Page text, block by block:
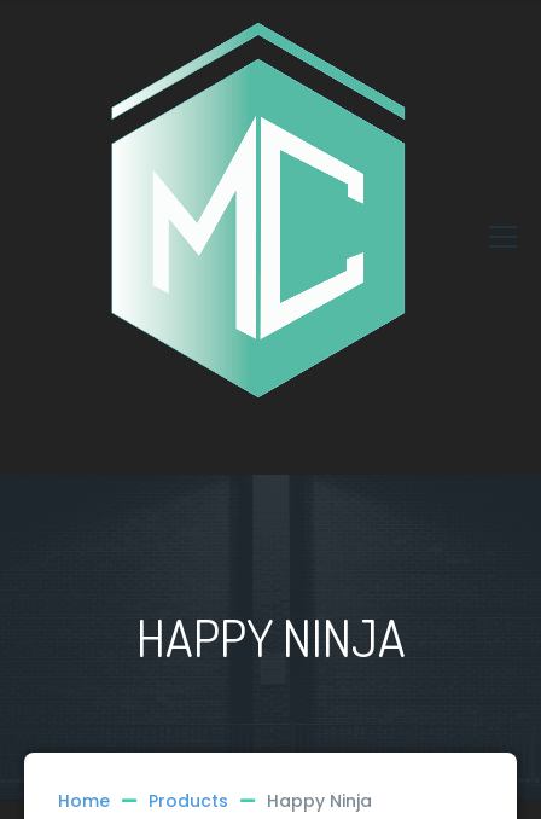
HAPPY NINJA
Home Products Happy Ninja